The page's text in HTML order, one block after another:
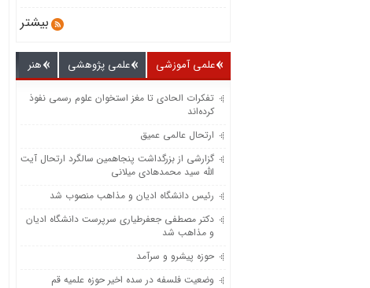
بیشتر
علمی آموزشی علمی پژوهشی هنر
تفکرات الحادی تا مغز استخوان علوم رسمی نفوذ
کرده‌اند
ارتحال عالمی عمیق
گزارشی از بزرگداشت پنجاهمین سالگرد ارتحال آیت
الله سید محمدهادی میلانی
رئیس دانشگاه ادیان و مذاهب منصوب شد
دکتر مصطفی جعفرطیاری سرپرست دانشگاه ادیان
و مذاهب شد
حوزه پیشرو و سرآمد
وضعیت فلسفه در سده اخیر حوزه علمیه قم